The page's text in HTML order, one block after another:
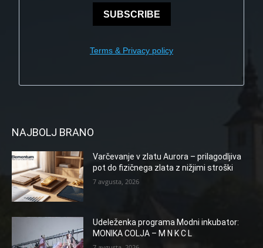
SUBSCRIBE
Terms & Privacy policy
NAJBOLJ BRANO
Varčevanje v zlatu Aurora – prilagodljiva
pot do fizičnega zlata z nižjimi stroški
7 avgusta, 2026
Udeleženka programa Modni inkubator:
MONIKA COLJA – M N K C L